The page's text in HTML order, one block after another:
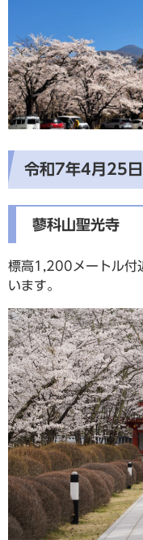
令和7年4月25
蓼科山聖光寺
標高1,200メートル付
います。